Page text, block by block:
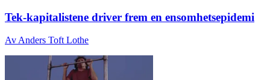
Tek-kapitalistene driver frem en ensomhetsepidemi
Av Anders Toft Lothe